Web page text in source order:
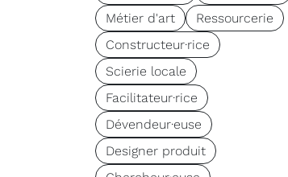
Métier d'art
Ressourcerie
Constructeur·rice
Scierie locale
Facilitateur·rice
Dévendeur·euse
Designer produit